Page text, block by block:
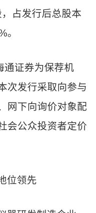
占发行后总股本
。
通证券为保荐机
次发行采取向参与
网下向询价对象配
会公众投资者定价
位领先